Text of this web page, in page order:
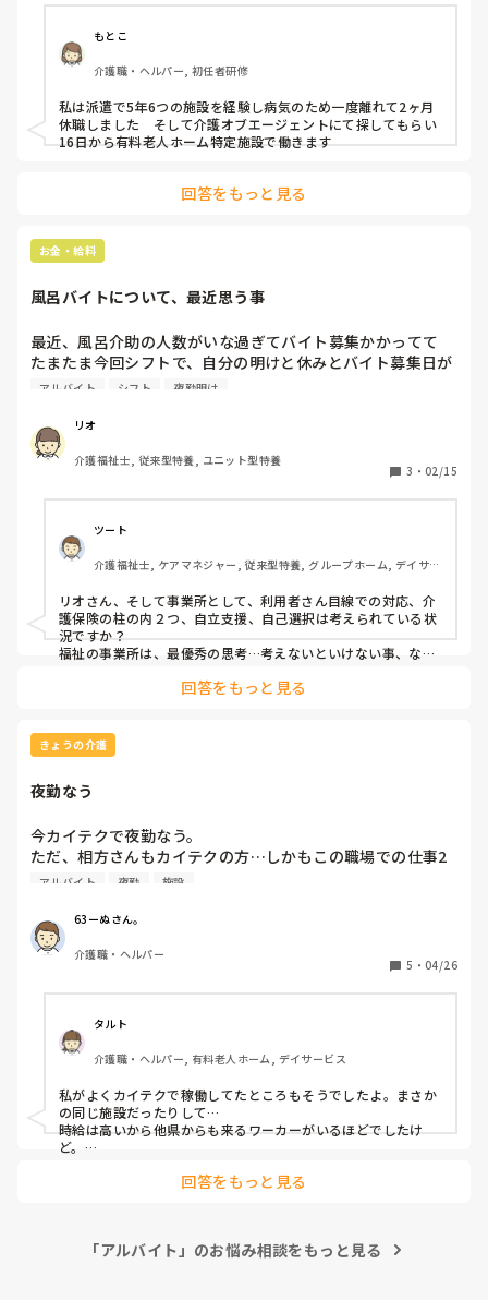
52歳で従来型特養、老健、ユニツト特養1年半、今回の住宅
型有料で15年の経験ある男です。大阪市内に住んでます。
年明けから、働きながら3月まで、資格の勉強したいので期
間限定で、探してみることにしました。
住宅型など訪問介護は、時間通りするのが容量悪くて苦手な
ので、選択から外すことにしました。
働きながら、カイテク介護バイトで122回やつてます。
停止です。
大阪市内で安定した正社員で評判の良いところで働きたいで
もとこ
介護職・ヘルパー, 初任者研修
私は派遣で5年6つの施設を経験し病気のため一度離れて2ヶ月
休職しました　そして介護オブエージェントにて探してもらい
16日から有料老人ホーム特定施設で働きます
回答をもっと見る
お金・給料
風呂バイトについて、最近思う事
最近、風呂介助の人数がいな過ぎてバイト募集かかってて
たまたま今回シフトで、自分の明けと休みとバイト募集日が
被ってるとこ多くて行ってたら、事務員さんから 休み少な
別日には  毎日来るのキツくない？ と言われ、、、
最初は稼げると思って何も考えずに行きよったけど、
日に日に行きづらくなってきたこの頃(￣▽￣;)
別に風呂時間だけだし、関係ないユニットには顔出さないし
コソコソ帰ってたし、大丈夫かな～って思ってたけど🤪
バイト募集と明け休みが被らんければ普通に休むし
予定ある日は避けてるし🫥🫥
ユニットの人達もそんな思ってるんかな～～
また来とらす  みたいな🫥🫥
逆に体力面を心配してくれるのは有難いし、、
自分的には風呂入れる人数増えるし稼げるし
難しいな～～
アルバイト シフト 夜勤明け
リオ
介護福祉士, 従来型特養, ユニット型特養
3 ・ 02/15
ツート
介護福祉士, ケアマネジャー, 従来型特養, グループホーム, デイサー
リオさん、そして事業所として、利用者さん目線での対応、介
護保険の柱の内２つ、自立支援、自己選択は考えられている状
況ですか？
福祉の事業所は、最優秀の思考…考えないといけない事、なん
つまりは、ケアプランに沿ってるか、利用者さんの生活の質を
ます…
回答をもっと見る
きょうの介護
夜勤なう
今カイテクで夜勤なう。
ただ、相方さんもカイテクの方…しかもこの職場での仕事2
回目だと…(　ﾟдﾟ)
ほとんどの方が結構自立されてるんだがだからと言ってスポ
ットバイト2人で夜勤はないやろw
コンビニバイトよりいい加減な人員配置やと思う
何かあった時どーするんやろ？責任取れといわれてもねぇ…
普通は片方だけ社員さんやと思うがマジで過去一ヤバい施設
これ役所に通報したら一発アウトちゃうかな？
アルバイト 夜勤 施設
63ーぬさん。
介護職・ヘルパー
5 ・ 04/26
タルト
介護職・ヘルパー, 有料老人ホーム, デイサービス
私がよくカイテクで稼働してたところもそうでしたよ。まさか
の同じ施設だったりして…
時給は高いから他県からも来るワーカーがいるほどでしたけ
ど。
私は短時間勤務で頑張って2ヶ月間稼働しましたが、短時間で
頭数だけは揃っているなら通報しても配置人員は守っていると
回答をもっと見る
「アルバイト」のお悩み相談をもっと見る